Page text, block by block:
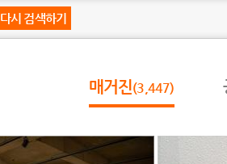
다시 검색하기
매거진(3,447)